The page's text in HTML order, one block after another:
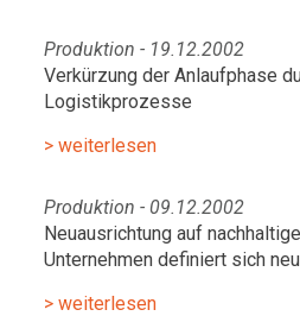
Produktion - 19.12.2002
Verkürzung der Anlaufphase
Logistikprozesse
> weiterlesen
Produktion - 09.12.2002
Neuausrichtung auf
Unternehmen definiert sich neu
> weiterlesen